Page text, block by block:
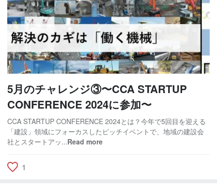
5月のチャレンジ③〜CCA STARTUP
CONFERENCE 2024に参加〜
CCA STARTUP CONFERENCE 2024とは？今年で5回目を迎える
「建設」領域にフォーカスしたピッチイベントで、地域の建設会
社とスタートアッ...Read more
1